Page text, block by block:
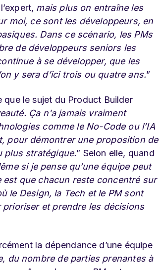
mais plus on entraîne les
moi, ce sont les développeurs, en
Dans ce scénario, les PMs
de développeurs seniors les
à se développer, que les
y sera d’ici trois ou quatre ans.”
que le sujet du Product Builder
Ça n'a jamais vraiment
comme le No-Code ou l’IA
pour démontrer une proposition de
plus stratégique.” Selon elle, quand
si je pense qu’une équipe peut
que chacun reste concentré sur
le Design, la Tech et le PM sont
et prendre les décisions
la dépendance d’une équipe
du nombre de parties prenantes à